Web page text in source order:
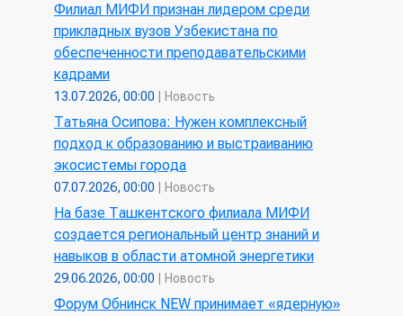
Филиал МИФИ признан лидером среди
прикладных вузов Узбекистана по
обеспеченности преподавательскими
кадрами
13.07.2026, 00:00 Новость
Татьяна Осипова: Нужен комплексный
подход к образованию и выстраиванию
экосистемы города
07.07.2026, 00:00 Новость
На базе Ташкентского филиала МИФИ
создается региональный центр знаний и
навыков в области атомной энергетики
29.06.2026, 00:00 Новость
Форум Обнинск NEW принимает «ядерную»